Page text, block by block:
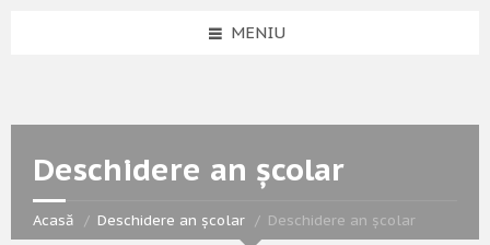
MENIU
Deschidere an școlar
Acasă Deschidere an școlar Deschidere an școlar